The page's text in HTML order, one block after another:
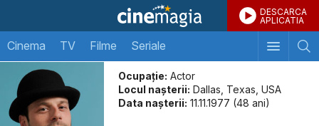
DESCARCA
APLICATIA
Cinema TV Filme Seriale
Ocupație: Actor
Locul naşterii: Dallas, Texas, USA
Data naşterii: 11.11.1977 (48 ani)